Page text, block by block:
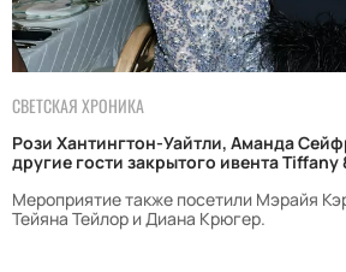
СВЕТСКАЯ ХРОНИКА
Рози Хантингтон-Уайтли, Аманда
другие гости закрытого ивента Tiffany
Мероприятие также посетили Мэрайя
Тейяна Тейлор и Диана Крюгер.